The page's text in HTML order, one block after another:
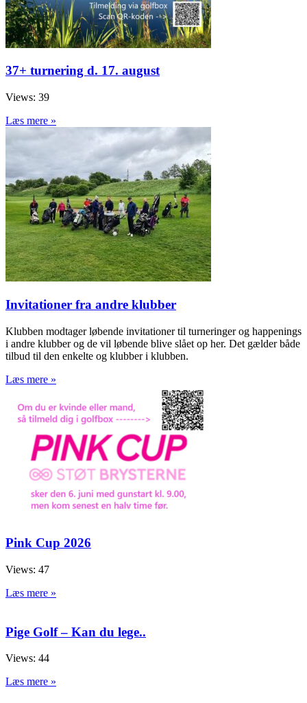
37+ turnering d. 17. august
Views: 39
Læs mere »
Invitationer fra andre klubber
Klubben modtager løbende invitationer til turneringer og happenings
i andre klubber og de vil løbende blive slået op her. Det gælder både
tilbud til den enkelte og klubber i klubben.
Læs mere »
Pink Cup 2026
Views: 47
Læs mere »
Pige Golf – Kan du lege..
Views: 44
Læs mere »